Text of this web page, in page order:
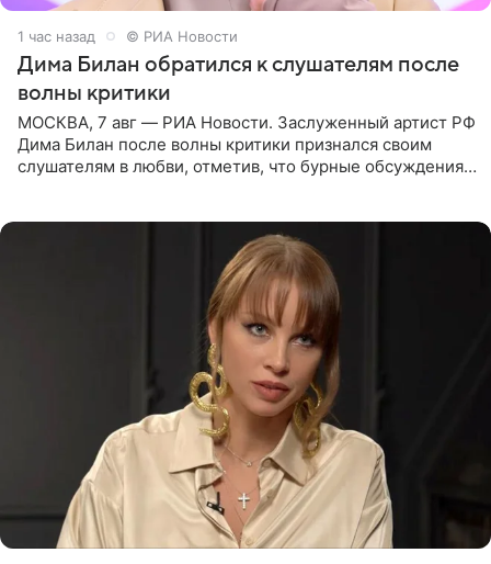
1 час назад © РИА Новости
Дима Билан обратился к слушателям после
волны критики
МОСКВА, 7 авг — РИА Новости. Заслуженный артист РФ
Дима Билан после волны критики признался своим
слушателям в любви, отметив, что бурные обсуждения